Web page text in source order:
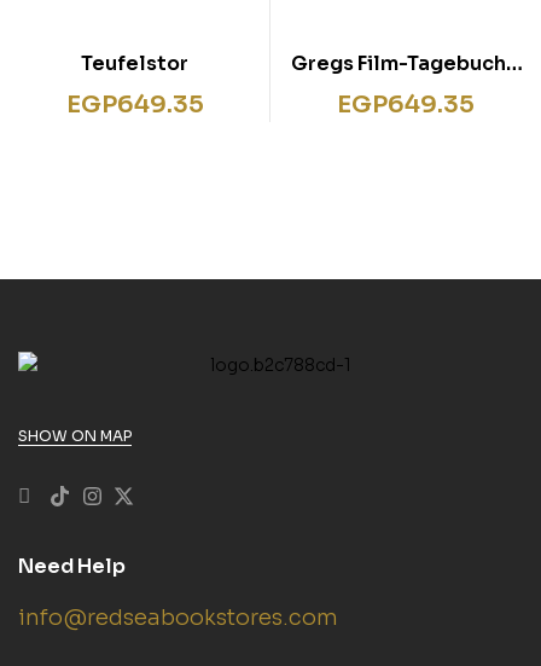
Teufelstor
EGP649.35
Gregs Film-Tagebuch 2
– Gibt’s Probleme?:
Filmhörspiel
EGP649.35
SHOW ON MAP
Need Help
info@redseabookstores.com